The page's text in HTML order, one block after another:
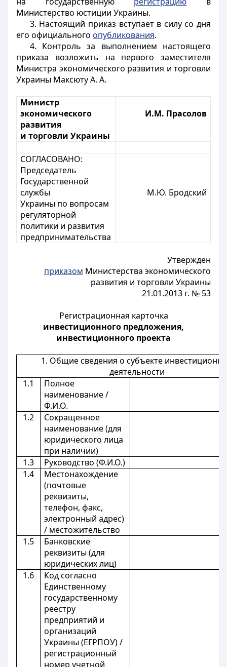
Министерство юстиции Украины.
3. Настоящий приказ вступает в силу со дня
его официального опубликования.
4. Контроль за выполнением настоящего
приказа возложить на первого заместителя
Министра экономического развития и торговли
Украины Максюту А. А.
Министр
экономического
развития
и торговли Украины
И.М. Прасолов
СОГЛАСОВАНО:
Председатель
Государственной
службы
Украины по вопросам
регуляторной
политики и развития
предпринимательства
М.Ю. Бродский
Утвержден
приказом Министерства экономического
развития и торговли Украины
21.01.2013 г. № 53
Регистрационная карточка
инвестиционного предложения,
инвестиционного проекта
1. Общие сведения о субъекте
деятельности
1.1
Полное
наименование /
Ф.И.О.
1.2
Сокращенное
наименование (для
юридического лица
при наличии)
1.3
Руководство (Ф.И.О.)
1.4
Местонахождение
(почтовые
реквизиты,
телефон, факс,
электронный адрес)
/ местожительство
1.5
Банковские
реквизиты (для
юридических лиц)
1.6
Код согласно
Единственному
государственному
реестру
предприятий и
организаций
Украины (ЕГРПОУ) /
регистрационный
номер учетной